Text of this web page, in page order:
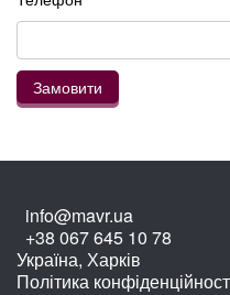
info@mavr.ua
+38 067 645 10 78
Україна, Харків
Політика